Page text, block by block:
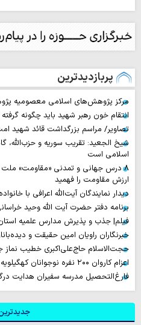
پربازدیدترین
مرکز پژوهش‌های اسلامی معصومیه
انتقام خون رهبر شهید باید چگونه
تصاویر/ مراسم بزرگداشت قائد شهید
شیخ الجعید: تقریب سوریه و
اسلامی است
۸ درس جهانی و تمدنی «مقاومت» ملت
ارزش مقاومت را فهمید
دیدار نمایندگان آیت‌الله اعرافی با
برنامه دفتر حضرت آیت الله وحید
فیلم| جذب و پذیرش مدارس علمیه
خبرنگاران راویان امین حقیقت و
حجت‌الاسلام حاج‌علی‌اکبری خطیب نماز
اعزام کاروان ۲۰۰ نفره نوجوانان کهگیلویه و بویراحمدی به طریق الحسین (ع)
فارغ‌التحصیل مدرسه سفیران هدایت